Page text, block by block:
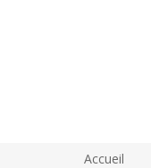
Accueil